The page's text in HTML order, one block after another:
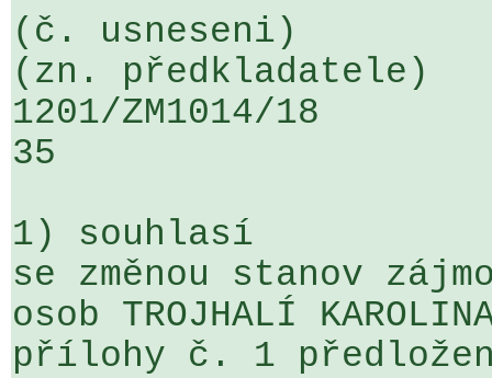
(č. usneseni)
(zn. předkladatele)
1201/ZM1014/18
35
1) souhlasí
se změnou stanov
osob TROJHALÍ
přílohy č. 1